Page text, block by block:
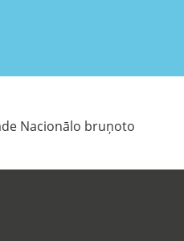
Nacionālo bruņoto